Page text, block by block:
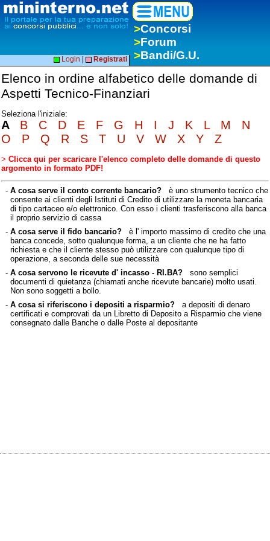
>Concorsi
>Forum
>Bandi/G.U.
Login Registrati
Elenco in ordine alfabetico delle domande di
Aspetti Tecnico-Finanziari
Seleziona l'iniziale:
A B C D E F G H I J K L M
N
O
P Q R S T U V W X Y Z
> Clicca qui per scaricare l'elenco completo delle domande di questo
argomento in formato PDF!
- A cosa serve il conto corrente bancario?è uno strumento tecnico che
consente ai clienti degli Istituti di Credito di utilizzare la moneta bancaria
di tipo cartaceo e/o elettronico. Con esso i clienti trasferiscono alla banca
il proprio servizio di cassa
- A cosa serve il fido bancario?è l' importo massimo di credito che una
banca concede, sotto qualunque forma, a un cliente che ne ha fatto
richiesta e che il cliente stesso può utilizzare con qualunque tipo di
operazione, a seconda delle sue necessità
- A cosa servono le ricevute d' incasso - RI.BA?sono semplici
documenti di quietanza (chiamati anche ricevute bancarie) molto usati.
Non sono soggetti a bollo.
- A cosa si riferiscono i depositi a risparmio?a depositi di denaro
certificati e comprovati da un Libretto di Deposito a Risparmio che viene
consegnato dalle Banche o dalle Poste al depositante